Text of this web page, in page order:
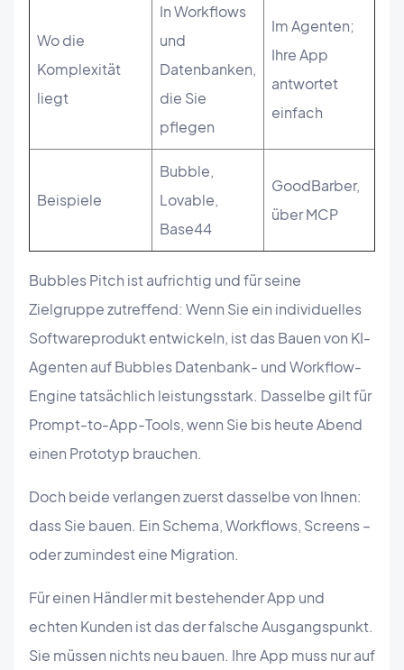
Wo die
Komplexität
liegt
In Workflows
und
Datenbanken,
die Sie
pflegen
Im Agenten;
Ihre App
antwortet
einfach
Beispiele
Bubble,
Lovable,
Base44
GoodBarber,
über MCP
Bubbles Pitch ist aufrichtig und für seine
Zielgruppe zutreffend: Wenn Sie ein individuelles
Softwareprodukt entwickeln, ist das Bauen von KI-
Agenten auf Bubbles Datenbank- und Workflow-
Engine tatsächlich leistungsstark. Dasselbe gilt für
Prompt-to-App-Tools, wenn Sie bis heute Abend
einen Prototyp brauchen.
Doch beide verlangen zuerst dasselbe von Ihnen:
dass Sie bauen. Ein Schema, Workflows, Screens –
oder zumindest eine Migration.
Für einen Händler mit bestehender App und
echten Kunden ist das der falsche Ausgangspunkt.
Sie müssen nichts neu bauen. Ihre App muss nur auf